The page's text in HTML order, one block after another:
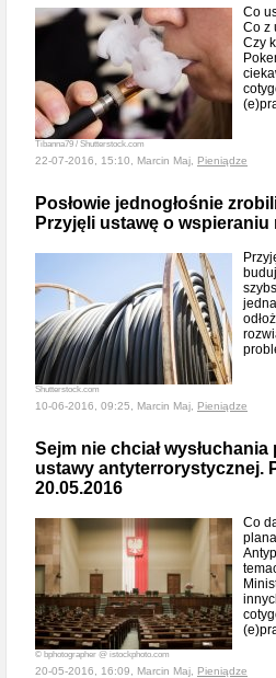
Tibanna79 / Shutterstock.com
Co
Co z
Czy
22-07-2016, 15:10, Marcin Maj, Pieniądze
Posłowie jednogłośnie
Przyjęli ustawę o
Shutterstock.com
10-06-2016, 09:25, Marcin Maj, Pieniądze
Sejm nie chciał
ustawy antyterrorystycznej.
20.05.2016
© bphotographer @ istockphoto.com
Co
20-05-2016, 16:09, Marcin Maj, Pieniądze